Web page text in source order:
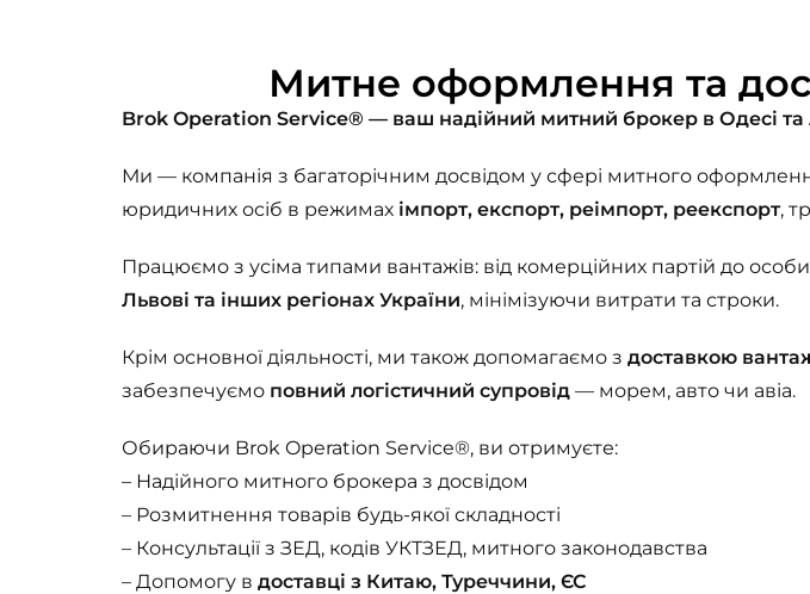
Митне оформлення та
Brok Operation Service® — ваш надійний митний брокер в Одесі та
Ми — компанія з багаторічним досвідом у сфері митного
юридичних осіб в режимах імпорт, експорт, реімпорт, реекспорт,
Працюємо з усіма типами вантажів: від комерційних партій до
Львові та інших регіонах України, мінімізуючи витрати та строки.
Крім основної діяльності, ми також допомагаємо з доставкою
забезпечуємо повний логістичний супровід — морем, авто чи авіа.
Обираючи Brok Operation Service®, ви отримуєте:
– Надійного митного брокера з досвідом
– Розмитнення товарів будь-якої складності
– Консультації з ЗЕД, кодів УКТЗЕД, митного законодавства
– Допомогу в доставці з Китаю, Туреччини, ЄС